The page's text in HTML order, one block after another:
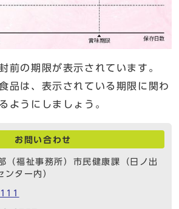
前の期限が表示されています。
品は、表示されている期限に関わ
ようにしましょう。
お問い合わせ
（福祉事務所）市民健康課（日ノ出
ター内）